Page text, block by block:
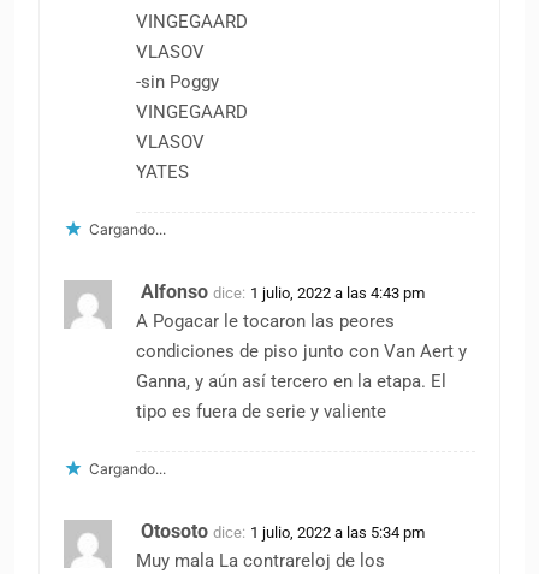
VINGEGAARD
VLASOV
-sin Poggy
VINGEGAARD
VLASOV
YATES
Cargando...
Alfonso dice: 1 julio, 2022 a las 4:43 pm
A Pogacar le tocaron las peores
condiciones de piso junto con Van Aert y
Ganna, y aún así tercero en la etapa. El
tipo es fuera de serie y valiente
Cargando...
Otosoto dice: 1 julio, 2022 a las 5:34 pm
Muy mala La contrareloj de los